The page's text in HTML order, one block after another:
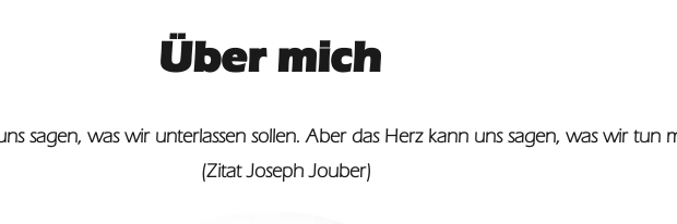
Über mich
sagen, was wir unterlassen sollen. Aber das Herz kann uns sagen, was wir tun
(Zitat Joseph Jouber)